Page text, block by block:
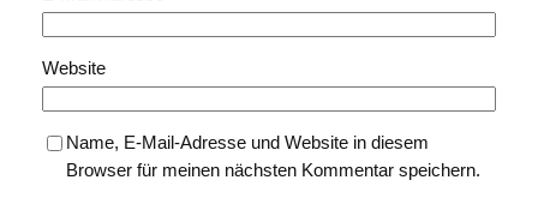
Website
Name, E-Mail-Adresse und Website in diesem
Browser für meinen nächsten Kommentar speichern.